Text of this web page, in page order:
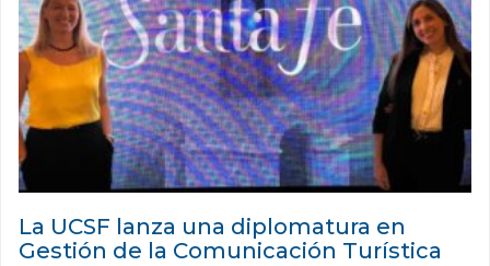
La UCSF lanza una diplomatura en
Gestión de la Comunicación Turística